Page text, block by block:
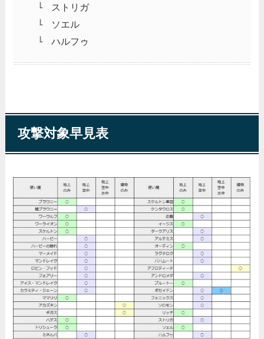
ストリガ
ソエル
ハルフゥ
攻撃対象早見表